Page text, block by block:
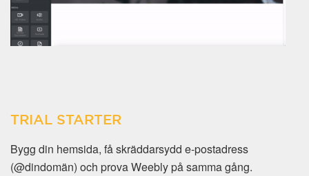
TRIAL STARTER
Bygg din hemsida, få skräddarsydd e-postadress
(@dindomän) och prova Weebly på samma gång.